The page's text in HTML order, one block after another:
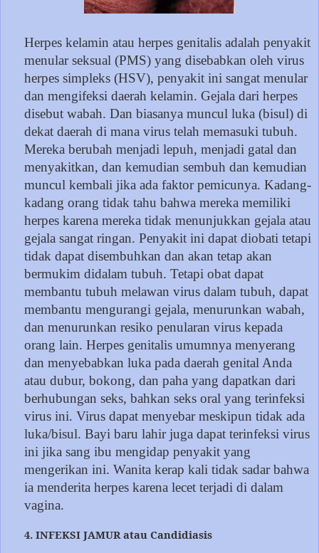
Herpes kelamin atau herpes genitalis adalah penyakit
menular seksual (PMS) yang disebabkan oleh virus
herpes simpleks (HSV), penyakit ini sangat menular
dan mengifeksi daerah kelamin. Gejala dari herpes
disebut wabah. Dan biasanya muncul luka (bisul) di
dekat daerah di mana virus telah memasuki tubuh.
Mereka berubah menjadi lepuh, menjadi gatal dan
menyakitkan, dan kemudian sembuh dan kemudian
muncul kembali jika ada faktor pemicunya. Kadang-
kadang orang tidak tahu bahwa mereka memiliki
herpes karena mereka tidak menunjukkan gejala atau
gejala sangat ringan. Penyakit ini dapat diobati tetapi
tidak dapat disembuhkan dan akan tetap akan
bermukim didalam tubuh. Tetapi obat dapat
membantu tubuh melawan virus dalam tubuh, dapat
membantu mengurangi gejala, menurunkan wabah,
dan menurunkan resiko penularan virus kepada
orang lain. Herpes genitalis umumnya menyerang
dan menyebabkan luka pada daerah genital Anda
atau dubur, bokong, dan paha yang dapatkan dari
berhubungan seks, bahkan seks oral yang terinfeksi
virus ini. Virus dapat menyebar meskipun tidak ada
luka/bisul. Bayi baru lahir juga dapat terinfeksi virus
ini jika sang ibu mengidap penyakit yang
mengerikan ini. Wanita kerap kali tidak sadar bahwa
ia menderita herpes karena lecet terjadi di dalam
vagina.
4. INFEKSI JAMUR atau Candidiasis